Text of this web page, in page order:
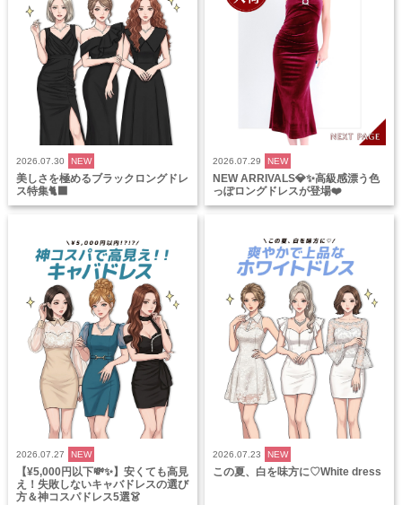
2026.07.30 NEW
美しさを極めるブラックロングドレ
ス特集🐈‍⬛
2026.07.29 NEW
NEW ARRIVALS💎✨高級感漂う色
っぽロングドレスが登場❤️
2026.07.27 NEW
【¥5,000円以下💸✨】安くても高見
え！失敗しないキャバドレスの選び
方＆神コスパドレス5選👗
2026.07.23 NEW
この夏、白を味方に♡White dress